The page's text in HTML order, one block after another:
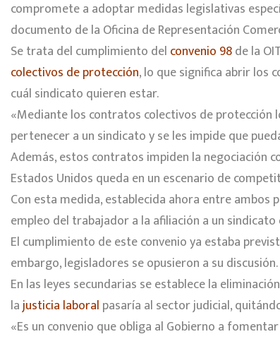
compromete a adoptar medidas legislativas
documento de la Oficina de Representación
Se trata del cumplimiento del convenio 98de la
colectivos de protección, lo que significa abrir los
cuál sindicato quieren estar.
«Mediante los contratos colectivos de protección
pertenecer a un sindicato y se les impide que
Además, estos contratos impiden la negociación
Estados Unidos queda en un escenario de
Con esta medida, establecida ahora entre ambos
empleo del trabajador a la afiliación a un
El cumplimiento de este convenio ya estaba
embargo, legisladores se opusieron a su discusión.
En las leyes secundarias se establece la
lajusticia laboral pasaría al sector judicial,
«Es un convenio que obliga al Gobierno a